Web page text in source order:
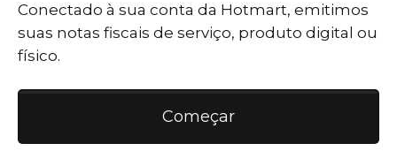
Conectado à sua conta da Hotmart, emitimos
suas notas fiscais de serviço, produto digital ou
físico.
Começar